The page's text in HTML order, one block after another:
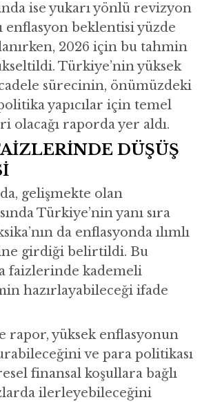
ise yukarı yönlü revizyon
enflasyon beklentisi yüzde
2026 için bu tahmin
Türkiye’nin yüksek
sürecinin, önümüzdeki
yapıcılar için temel
olacağı raporda yer aldı.
DÜŞÜŞ
gelişmekte olan
Türkiye’nin yanı sıra
da enflasyonda ılımlı
girdiği belirtildi. Bu
faizlerinde kademeli
hazırlayabileceği ifade
rapor, yüksek enflasyonun
ve para politikası
finansal koşullara bağlı
ilerleyebileceğini